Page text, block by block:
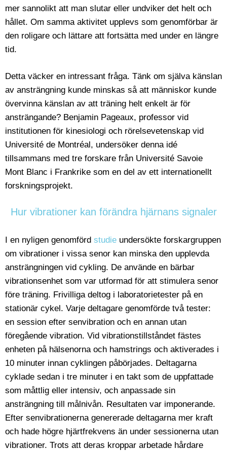
mer sannolikt att man slutar eller undviker det helt och
hållet. Om samma aktivitet upplevs som genomförbar är
den roligare och lättare att fortsätta med under en längre
tid.
Detta väcker en intressant fråga. Tänk om själva känslan
av ansträngning kunde minskas så att människor kunde
övervinna känslan av att träning helt enkelt är för
ansträngande? Benjamin Pageaux, professor vid
institutionen för kinesiologi och rörelsevetenskap vid
Université de Montréal, undersöker denna idé
tillsammans med tre forskare från Université Savoie
Mont Blanc i Frankrike som en del av ett internationellt
forskningsprojekt.
Hur vibrationer kan förändra hjärnans signaler
I en nyligen genomförd studie undersökte forskargruppen
om vibrationer i vissa senor kan minska den upplevda
ansträngningen vid cykling. De använde en bärbar
vibrationsenhet som var utformad för att stimulera senor
före träning. Frivilliga deltog i laboratorietester på en
stationär cykel. Varje deltagare genomförde två tester:
en session efter senvibration och en annan utan
föregående vibration. Vid vibrationstillståndet fästes
enheten på hälsenorna och hamstrings och aktiverades i
10 minuter innan cyklingen påbörjades. Deltagarna
cyklade sedan i tre minuter i en takt som de uppfattade
som måttlig eller intensiv, och anpassade sin
ansträngning till målnivån. Resultaten var imponerande.
Efter senvibrationerna genererade deltagarna mer kraft
och hade högre hjärtfrekvens än under sessionerna utan
vibrationer. Trots att deras kroppar arbetade hårdare